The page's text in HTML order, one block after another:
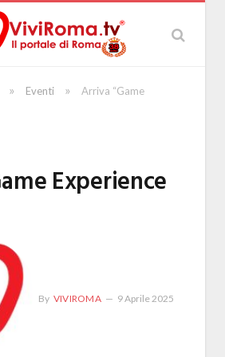
» Eventi »
Arriva “Game
Experience
By VIVIROMA 9 Aprile 2025